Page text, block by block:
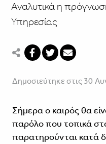
Αναλυτικά η
Υπηρεσίας
Δημοσιεύτηκε στις 30
Σήμερα ο καιρός θα
παρόλο που τοπικά
παρατηρούνται κατά